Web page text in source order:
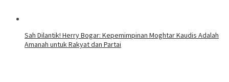
Sah Dilantik! Herry Bogar: Kepemimpinan Moghtar Kaudis Adalah
Amanah untuk Rakyat dan Partai